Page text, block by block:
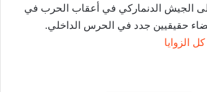
الجيش الدنماركي في أعقاب الحرب في
حقيقيين جدد في الحرس الداخلي.
الزوايا